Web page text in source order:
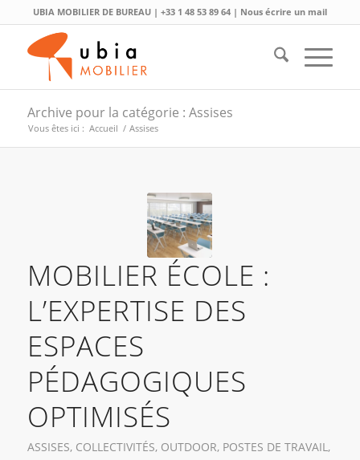
UBIA MOBILIER DE BUREAU | +33 1 48 53 89 64| Nous écrire un mail
Archive pour la catégorie : Assises
Vous êtes ici : Accueil / Assises
MOBILIER ÉCOLE :
L’EXPERTISE DES
ESPACES
PÉDAGOGIQUES
OPTIMISÉS
ASSISES, COLLECTIVITÉS, OUTDOOR, POSTES DE TRAVAIL,